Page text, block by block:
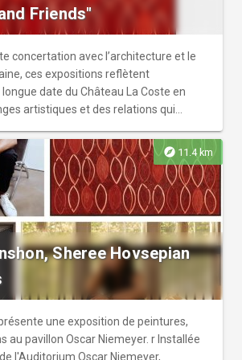
Friends"
concertation avec l’architecture et le
ces expositions reflètent
longue date du Château La Coste en
artistiques et des relations qui
l’amour et la collaboration,
tout en restant distinctes,
par le lieu, l’architecture et des
r r En se déplaçant d’un pavillon à
découvriront l’art comme faisant
écosystème vivant où l’architecture
la nature façonne la perception et la
tout son sens.
explore 11.4 km
Sheree Hovsepian
une exposition de peintures,
au pavillon Oscar Niemeyer. r Installée
l'Auditorium Oscar Niemeyer,